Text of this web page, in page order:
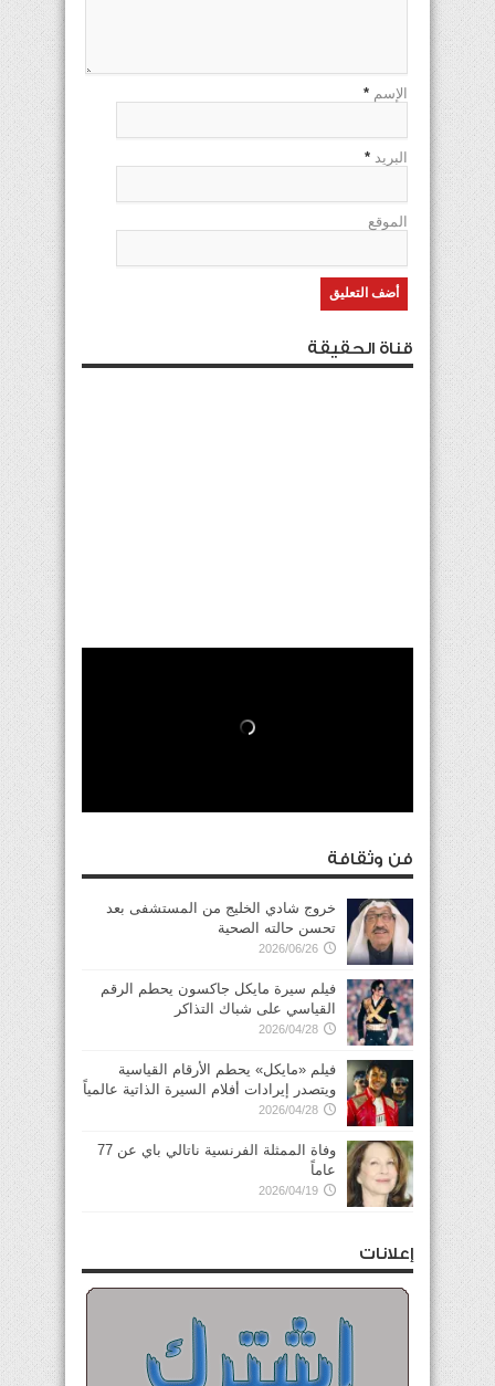
الإسم *
البريد *
الموقع
قناة الحقيقة
فن وثقافة
خروج شادي الخليج من المستشفى بعد
تحسن حالته الصحية
2026/06/26
فيلم سيرة مايكل جاكسون يحطم الرقم
القياسي على شباك التذاكر
2026/04/28
فيلم «مايكل» يحطم الأرقام القياسية
ويتصدر إيرادات أفلام السيرة الذاتية عالمياً
2026/04/28
وفاة الممثلة الفرنسية ناتالي باي عن 77
عاماً
2026/04/19
إعلانات